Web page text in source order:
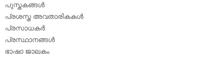
പുസ്തകങ്ങള്‍
പ്രശസ്ത അവതാരികകള്‍
പ്രസാധകര്‍
പ്രസ്ഥാനങ്ങള്‍
ഭാഷാ ജാലകം